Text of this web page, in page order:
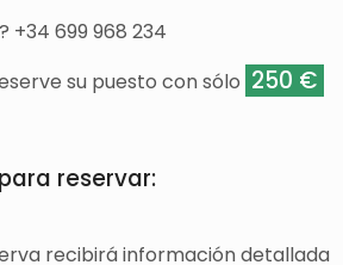
+34 699 968 234
su puesto con sólo 250 €
reservar:
recibirá información detallada